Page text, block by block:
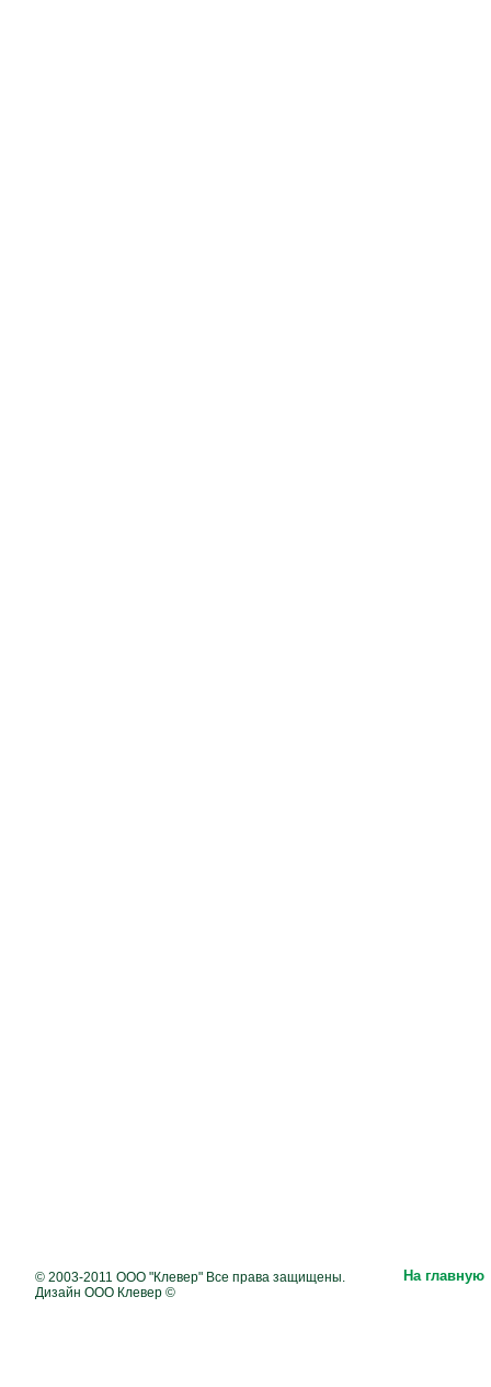
© 2003-2011 ООО "Клевер" Все права защищены.
Дизайн ООО Клевер ©
На главную